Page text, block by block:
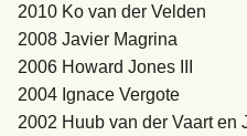
2010 Ko van der Velden
2008 Javier Magrina
2006 Howard Jones III
2004 Ignace Vergote
2002 Huub van der Vaart en